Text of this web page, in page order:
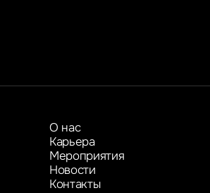
О нас
Карьера
Мероприятия
Новости
Контакты